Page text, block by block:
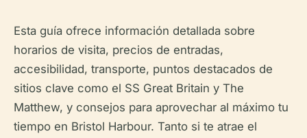
Esta guía ofrece información detallada sobre
horarios de visita, precios de entradas,
accesibilidad, transporte, puntos destacados de
sitios clave como el SS Great Britain y The
Matthew, y consejos para aprovechar al máximo tu
tiempo en Bristol Harbour. Tanto si te atrae el